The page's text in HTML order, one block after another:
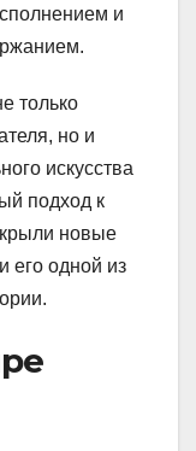
и
только
но и
искусства
подход к
новые
его одной из